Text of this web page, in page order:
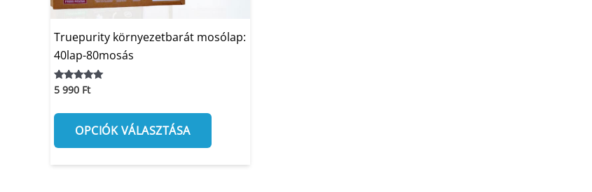
Truepurity környezetbarát mosólap:
40lap-80mosás
Értékelés:
5 990 Ft
OPCIÓK VÁLASZTÁSA